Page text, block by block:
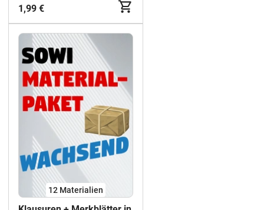
1,99 €
12 Materialien